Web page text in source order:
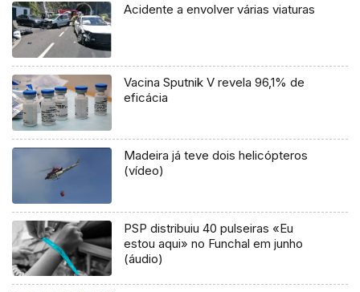
Acidente a envolver várias viaturas
Vacina Sputnik V revela 96,1% de
eficácia
Madeira já teve dois helicópteros
(vídeo)
PSP distribuiu 40 pulseiras «Eu
estou aqui» no Funchal em junho
(áudio)